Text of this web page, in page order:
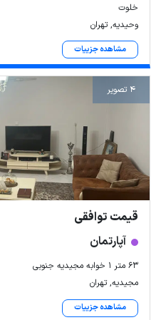
خلوت
وحیدیه, تهران
مشاهده جزییات
4 تصویر
قیمت توافقی
آپارتمان
۶۳ متر ۱ خوابه مجیدیه جنوبی
مجیدیه, تهران
مشاهده جزییات